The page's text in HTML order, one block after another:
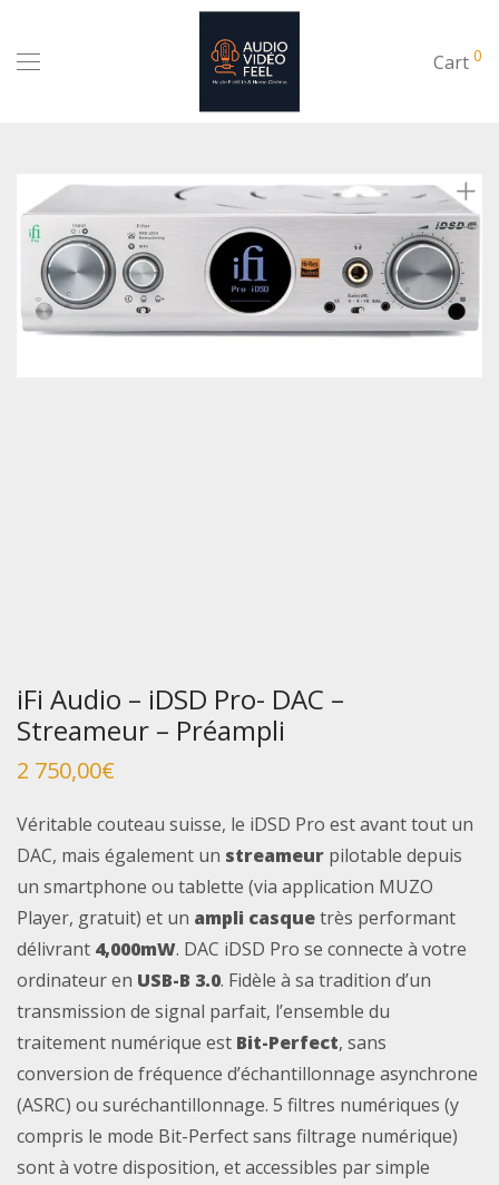
Cart 0
iFi Audio – iDSD Pro- DAC –
Streameur – Préampli
2 750,00€
Véritable couteau suisse, le iDSD Pro est avant tout un
DAC, mais également un streameur pilotable depuis
un smartphone ou tablette (via application MUZO
Player, gratuit) et un ampli casquetrès performant
délivrant 4,000mW. DAC iDSD Pro se connecte à votre
ordinateur en USB-B 3.0. Fidèle à sa tradition d’un
transmission de signal parfait, l’ensemble du
traitement numérique est Bit-Perfect, sans
conversion de fréquence d’échantillonnage asynchrone
(ASRC) ou suréchantillonnage. 5 filtres numériques (y
compris le mode Bit-Perfect sans filtrage numérique)
sont à votre disposition, et accessibles par simple